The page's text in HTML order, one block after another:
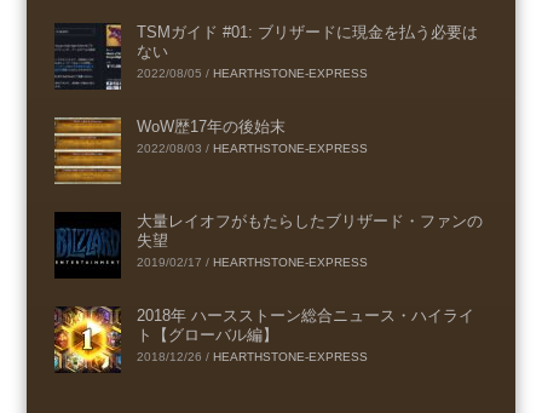
TSMガイド #01: ブリザードに現金を払う必要は
ない
2022/08/05 / HEARTHSTONE-EXPRESS
WoW歴17年の後始末
2022/08/03 / HEARTHSTONE-EXPRESS
大量レイオフがもたらしたブリザード・ファンの
失望
2019/02/17 / HEARTHSTONE-EXPRESS
2018年 ハースストーン総合ニュース・ハイライ
ト【グローバル編】
2018/12/26 / HEARTHSTONE-EXPRESS